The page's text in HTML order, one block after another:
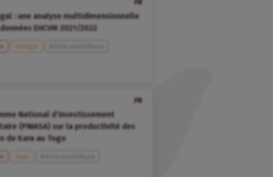
FR
: une analyse multidimensionnelle
EHCVM 2021/2022
Sénégal
FR
National d’Investissement
(PNIASA) sur la productivité des
de Kara au Togo
Togo